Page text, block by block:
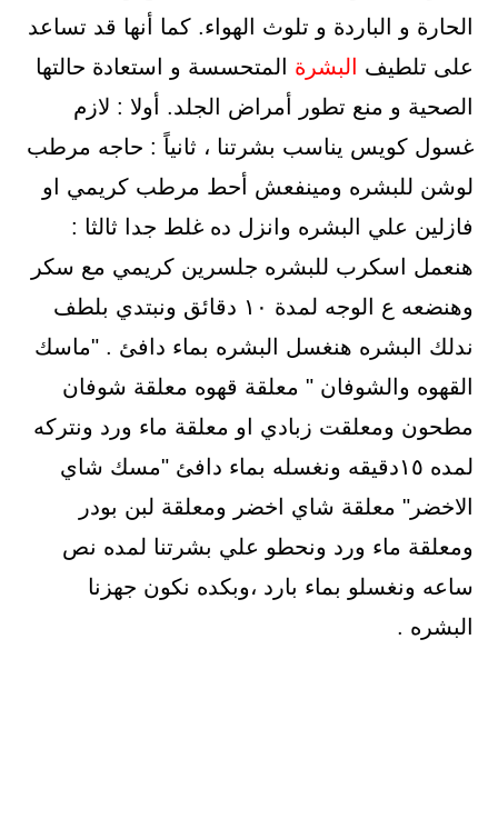
الحارة و الباردة و تلوث الهواء. كما أنها قد تساعد
على تلطيف
البشرة المتحسسة و استعادة حالتها
الصحية و منع تطور أمراض الجلد. أولا : لازم
غسول كويس يناسب بشرتنا ، ثانياً : حاجه مرطب
لوشن للبشره ومينفعش أحط مرطب كريمي او
فازلين علي البشره وانزل ده غلط جدا ثالثا :
هنعمل اسكرب للبشره جلسرين كريمي مع سكر
وهنضعه ع الوجه لمدة ١٠ دقائق ونبتدي بلطف
ندلك البشره هنغسل البشره بماء دافئ . "ماسك
القهوه والشوفان " معلقة قهوه معلقة شوفان
مطحون ومعلقت زبادي او معلقة ماء ورد ونتركه
لمده ١٥دقيقه ونغسله بماء دافئ "مسك شاي
الاخضر" معلقة شاي اخضر ومعلقة لبن بودر
ومعلقة ماء ورد ونحطو علي بشرتنا لمده نص
ساعه ونغسلو بماء بارد ،وبكده نكون جهزنا
البشره .